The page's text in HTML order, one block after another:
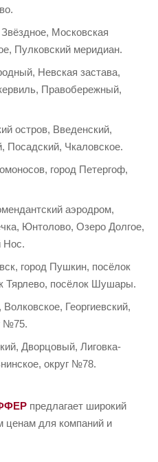
Московская
Пулковский меридиан.
Невская застава,
Правобережный,
остров, Введенский,
Посадский, Чкаловское.
город Петергоф,
аэродром,
Юнтолово, Озеро Долгое,
Нос.
город Пушкин, посёлок
Тярлево, посёлок Шушары.
Георгиевский,
№75.
Дворцовый, Лиговка-
округ №78.
предлагает широкий
ценам для компаний и